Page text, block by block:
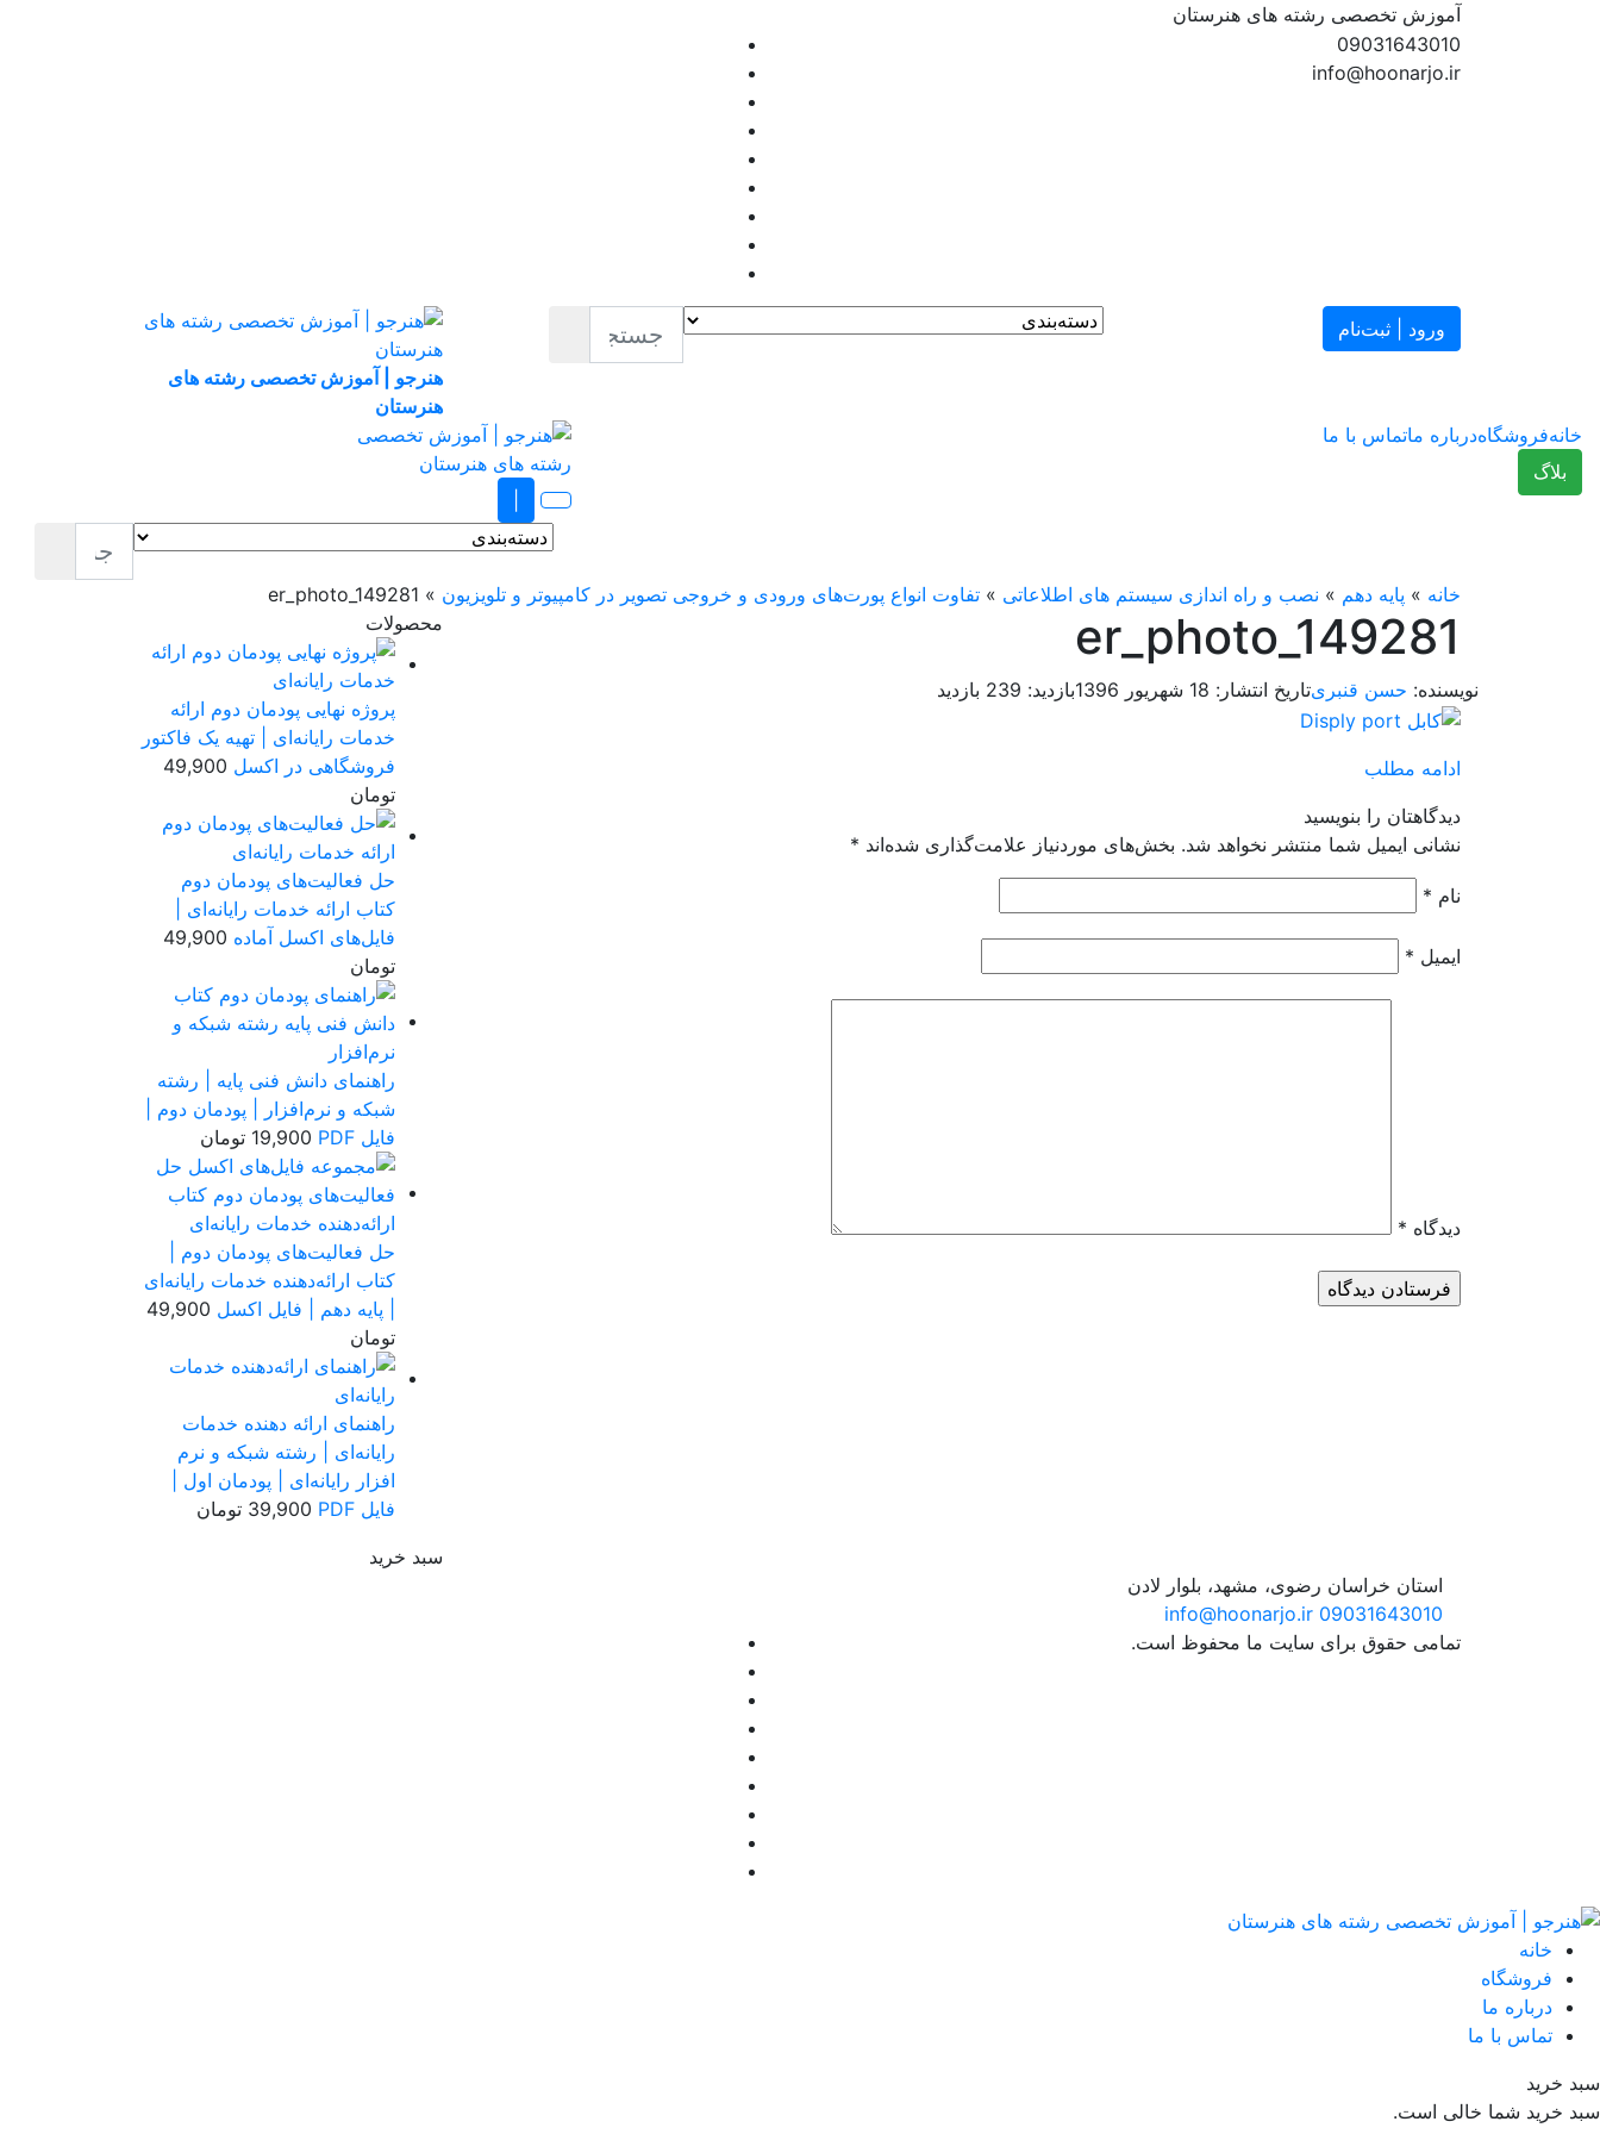
آموزش تخصصی رشته های هنرستان
09031643010
info@hoonarjo.ir
ورود | ثبت‌نام
هنرجو | آموزش تخصصی رشته های
هنرستان
خانهفروشگاهدرباره ماتماس با ما
بلاگ
خانه » پایه دهم » نصب و راه اندازی سیستم های اطلاعاتی » تفاوت انواع پورت‌های ورودی و خروجی تصویر در کامپیوتر و تلویزیون »
er_photo_149281
er_photo_149281
نویسنده: حسن قنبریتاریخ انتشار: 18 شهریور 1396 بازدید: 239 بازدید
ادامه مطلب
دیدگاهتان را بنویسید
نشانی ایمیل شما منتشر نخواهد شد. بخش‌های موردنیاز علامت‌گذاری شده‌اند *
نام *
ایمیل *
دیدگاه *
محصولات
پروژه نهایی پودمان دوم ارائه
خدمات رایانه‌ای | تهیه یک فاکتور
فروشگاهی در اکسل 49,900
تومان
حل فعالیت‌های پودمان دوم
کتاب ارائه خدمات رایانه‌ای |
فایل‌های اکسل آماده 49,900
تومان
راهنمای دانش فنی پایه | رشته
شبکه و نرم‌افزار | پودمان دوم |
فایل PDF
19,900 تومان
حل فعالیت‌های پودمان دوم |
کتاب ارائه‌دهنده خدمات رایانه‌ای
| پایه دهم | فایل اکسل 49,900
تومان
راهنمای ارائه دهنده خدمات
رایانه‌ای | رشته شبکه و نرم
افزار رایانه‌ای | پودمان اول |
فایل PDF
39,900 تومان
سبد خرید
استان خراسان رضوی، مشهد، بلوار لادن
09031643010
info@hoonarjo.ir
تمامی حقوق برای سایت ما محفوظ است.
خانه
فروشگاه
درباره ما
تماس با ما
سبد خرید
سبد خرید شما خالی است.